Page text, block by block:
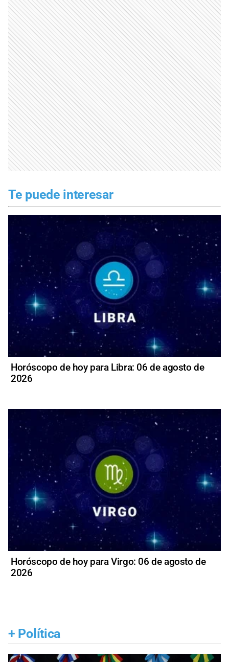
Te puede interesar
Horóscopo de hoy para Libra: 06 de agosto de
2026
Horóscopo de hoy para Virgo: 06 de agosto de
2026
+ Política